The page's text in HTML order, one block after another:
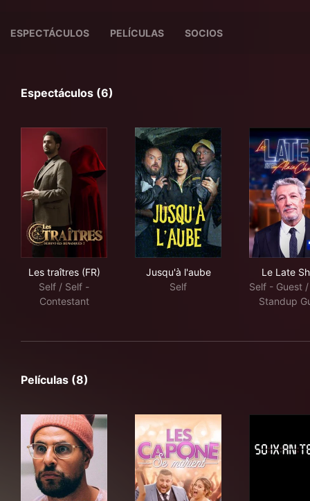
ESPECTÁCULOS PELÍCULAS SOCIOS
Espectáculos (6)
Les traîtres (FR)
Self / Self -
Contestant
Jusqu'à l'aube
Self
Le Late
Self - Guest
Standup
Películas (8)